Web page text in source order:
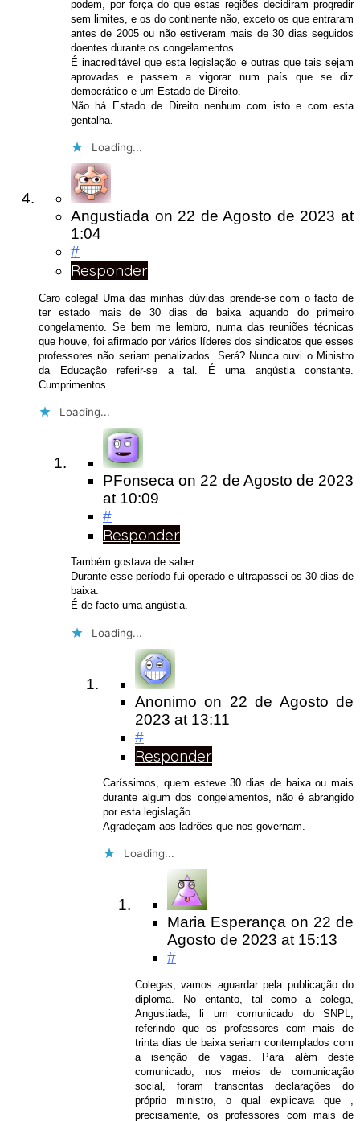
podem, por força do que estas regiões decidiram progredir
sem limites, e os do continente não, exceto os que entraram
antes de 2005 ou não estiveram mais de 30 dias seguidos
doentes durante os congelamentos.
É inacreditável que esta legislação e outras que tais sejam
aprovadas e passem a vigorar num país que se diz
democrático e um Estado de Direito.
Não há Estado de Direito nenhum com isto e com esta
gentalha.
Loading...
Angustiada on 22 de Agosto de 2023at
1:04
#
Responder
Caro colega! Uma das minhas dúvidas prende-se com o facto de
ter estado mais de 30 dias de baixa aquando do primeiro
congelamento. Se bem me lembro, numa das reuniões técnicas
que houve, foi afirmado por vários líderes dos sindicatos que esses
professores não seriam penalizados. Será? Nunca ouvi o Ministro
da Educação referir-se a tal. É uma angústia constante.
Cumprimentos
Loading...
PFonseca on 22 de Agosto de 2023
at 10:09
#
Responder
Também gostava de saber.
Durante esse período fui operado e ultrapassei os 30 dias de
baixa.
É de facto uma angústia.
Loading...
Anonimo on 22 de Agosto de
2023 at 13:11
#
Responder
Caríssimos, quem esteve 30 dias de baixa ou mais
durante algum dos congelamentos, não é abrangido
por esta legislação.
Agradeçam aos ladrões que nos governam.
Loading...
Maria Esperança on 22 de
Agosto de 2023 at 15:13
#
Colegas, vamos aguardar pela publicação do
diploma. No entanto, tal como a colega,
Angustiada, li um comunicado do SNPL,
referindo que os professores com mais de
trinta dias de baixa seriam contemplados com
a isenção de vagas. Para além deste
comunicado, nos meios de comunicação
social, foram transcritas declarações do
próprio ministro, o qual explicava que ,
precisamente, os professores com mais de